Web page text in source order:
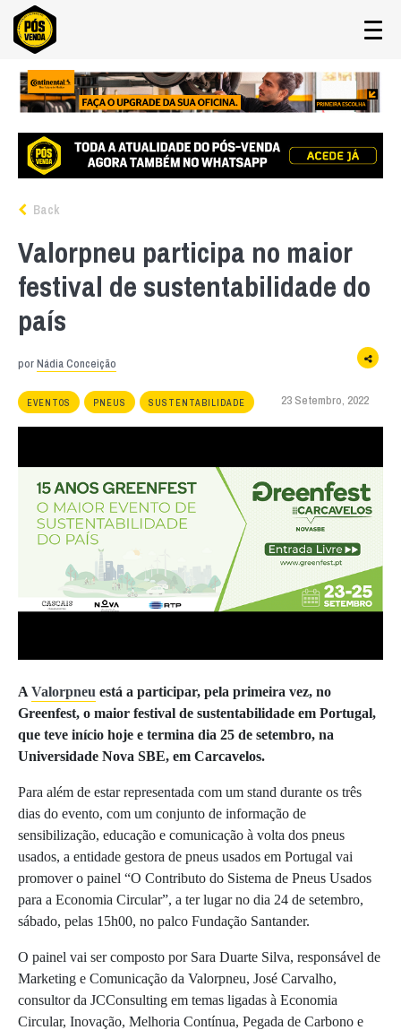
Back
Valorpneu participa no maior
festival de sustentabilidade do
país
porNádia Conceição
EVENTOS PNEUS SUSTENTABILIDADE 23 Setembro, 2022
A Valorpneu está a participar, pela primeira vez, no
Greenfest, o maior festival de sustentabilidade em Portugal,
que teve início hoje e termina dia 25 de setembro, na
Universidade Nova SBE, em Carcavelos.
Para além de estar representada com um stand durante os três
dias do evento, com um conjunto de informação de
sensibilização, educação e comunicação à volta dos pneus
usados, a entidade gestora de pneus usados em Portugal vai
promover o painel “O Contributo do Sistema de Pneus Usados
para a Economia Circular”, a ter lugar no dia 24 de setembro,
sábado, pelas 15h00, no palco Fundação Santander.
O painel vai ser composto por Sara Duarte Silva, responsável de
Marketing e Comunicação da Valorpneu, José Carvalho,
consultor da JCConsulting em temas ligadas à Economia
Circular, Inovação, Melhoria Contínua, Pegada de Carbono e